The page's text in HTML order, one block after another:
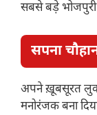
सबसे बड़े भोजपुरी
सपना
अपने ख़ूबसूरत लुक
मनोरंजक बना